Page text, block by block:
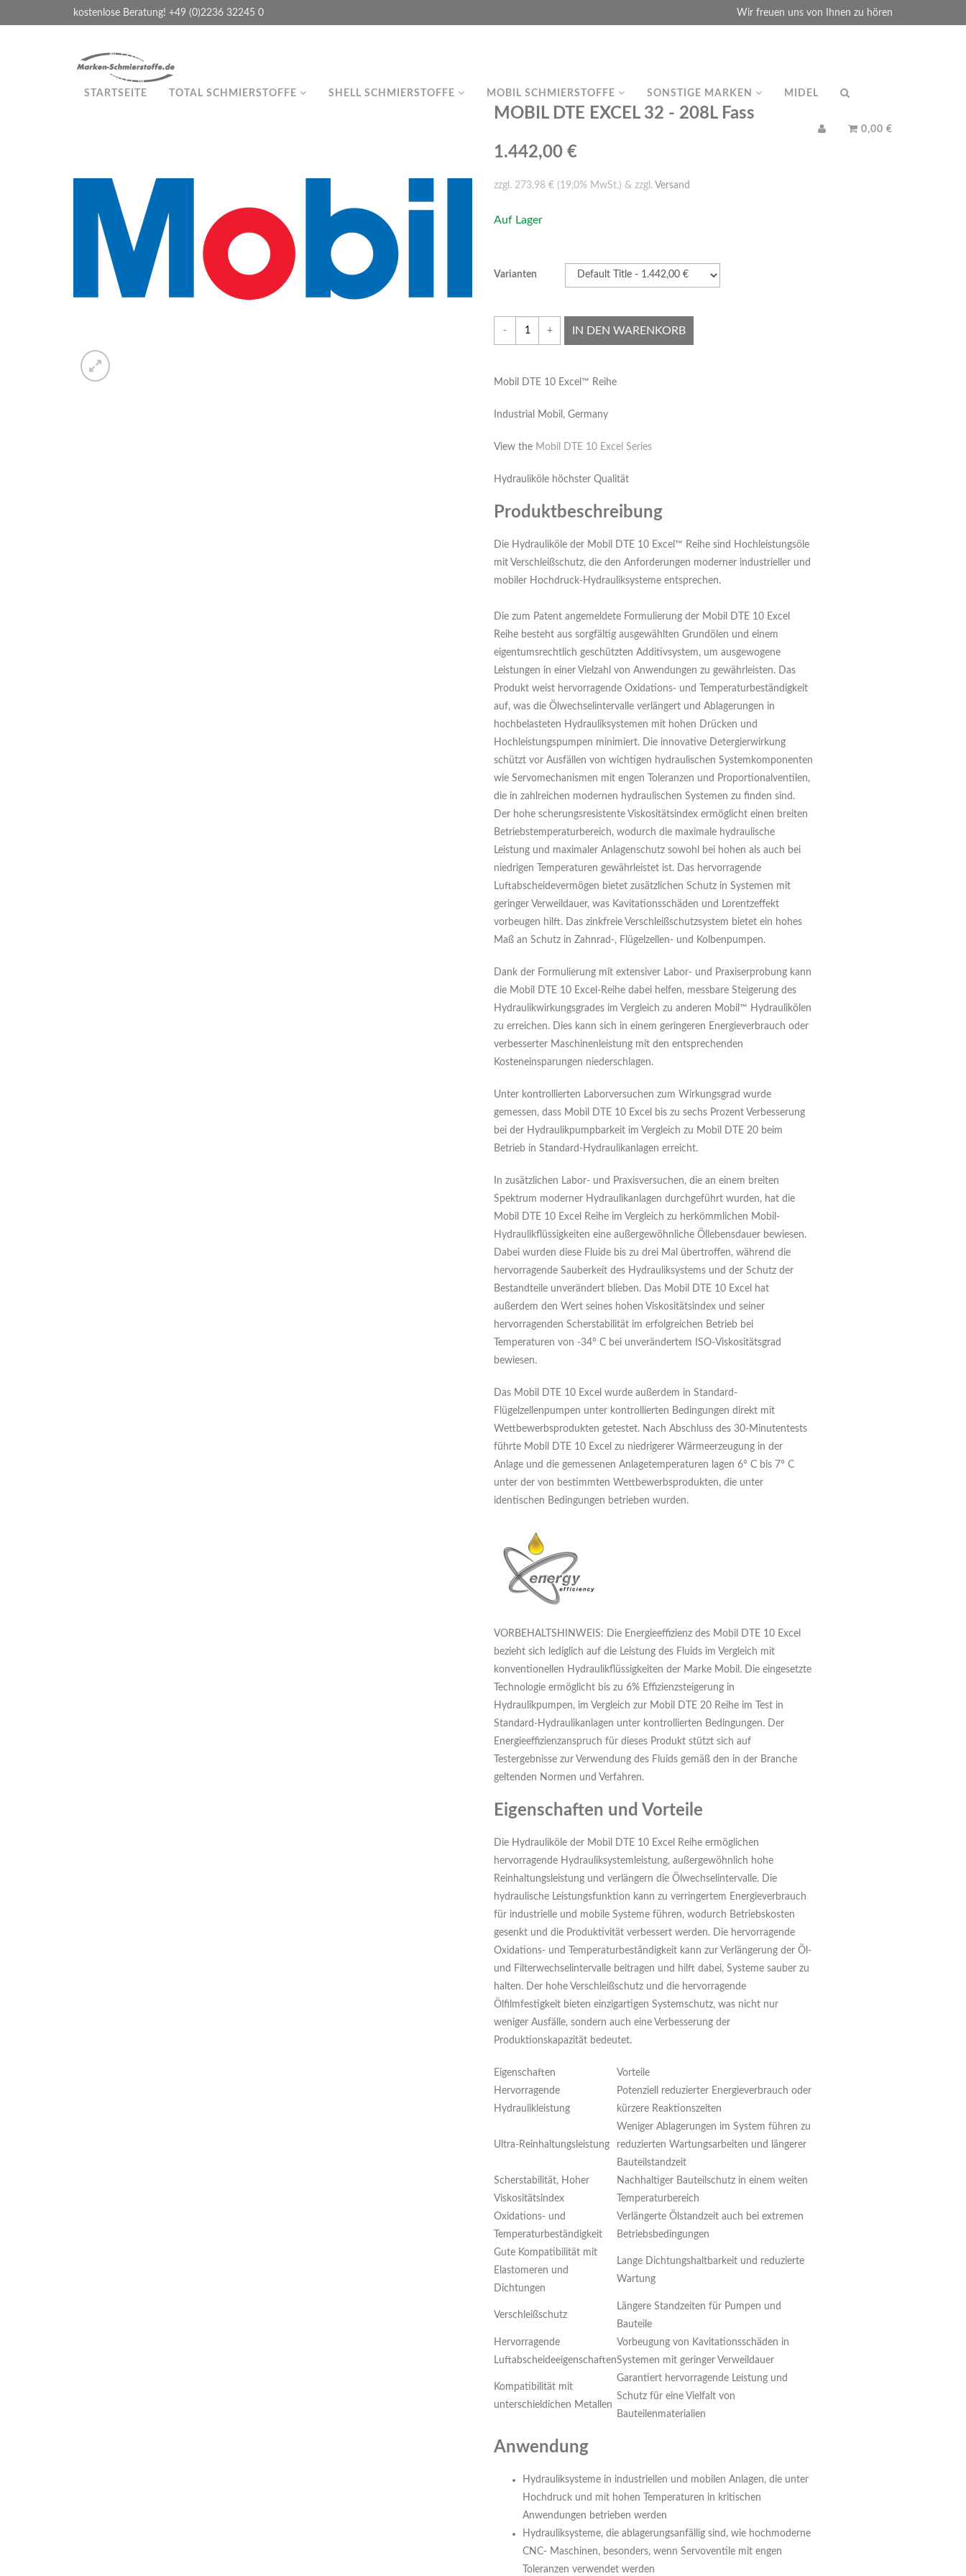
kostenlose Beratung! +49 (0)2236 32245 0 Wir freuen uns von Ihnen zu hören
STARTSEITE TOTAL SCHMIERSTOFFE SHELL SCHMIERSTOFFE MOBIL SCHMIERSTOFFE SONSTIGE MARKEN MIDEL
0,00 €
MOBIL DTE EXCEL 32 - 208L Fass
1.442,00 €
zzgl. 273,98 € (19,0% MwSt.) & zzgl. Versand
Auf Lager
Varianten
- + IN DEN WARENKORB
Mobil DTE 10 Excel™ Reihe
Industrial Mobil, Germany
View the Mobil DTE 10 Excel Series
Hydrauliköle höchster Qualität
Produktbeschreibung
Die Hydrauliköle der Mobil DTE 10 Excel™ Reihe sind Hochleistungsöle
mit Verschleißschutz, die den Anforderungen moderner industrieller und
mobiler Hochdruck-Hydrauliksysteme entsprechen.
Die zum Patent angemeldete Formulierung der Mobil DTE 10 Excel
Reihe besteht aus sorgfältig ausgewählten Grundölen und einem
eigentumsrechtlich geschützten Additivsystem, um ausgewogene
Leistungen in einer Vielzahl von Anwendungen zu gewährleisten. Das
Produkt weist hervorragende Oxidations- und Temperaturbeständigkeit
auf, was die Ölwechselintervalle verlängert und Ablagerungen in
hochbelasteten Hydrauliksystemen mit hohen Drücken und
Hochleistungspumpen minimiert. Die innovative Detergierwirkung
schützt vor Ausfällen von wichtigen hydraulischen Systemkomponenten
wie Servomechanismen mit engen Toleranzen und Proportionalventilen,
die in zahlreichen modernen hydraulischen Systemen zu finden sind.
Der hohe scherungsresistente Viskositätsindex ermöglicht einen breiten
Betriebstemperaturbereich, wodurch die maximale hydraulische
Leistung und maximaler Anlagenschutz sowohl bei hohen als auch bei
niedrigen Temperaturen gewährleistet ist. Das hervorragende
Luftabscheidevermögen bietet zusätzlichen Schutz in Systemen mit
geringer Verweildauer, was Kavitationsschäden und Lorentzeffekt
vorbeugen hilft. Das zinkfreie Verschleißschutzsystem bietet ein hohes
Maß an Schutz in Zahnrad-, Flügelzellen- und Kolbenpumpen.
Dank der Formulierung mit extensiver Labor- und Praxiserprobung kann
die Mobil DTE 10 Excel-Reihe dabei helfen, messbare Steigerung des
Hydraulikwirkungsgrades im Vergleich zu anderen Mobil™ Hydraulikölen
zu erreichen. Dies kann sich in einem geringeren Energieverbrauch oder
verbesserter Maschinenleistung mit den entsprechenden
Kosteneinsparungen niederschlagen.
Unter kontrollierten Laborversuchen zum Wirkungsgrad wurde
gemessen, dass Mobil DTE 10 Excel bis zu sechs Prozent Verbesserung
bei der Hydraulikpumpbarkeit im Vergleich zu Mobil DTE 20 beim
Betrieb in Standard-Hydraulikanlagen erreicht.
In zusätzlichen Labor- und Praxisversuchen, die an einem breiten
Spektrum moderner Hydraulikanlagen durchgeführt wurden, hat die
Mobil DTE 10 Excel Reihe im Vergleich zu herkömmlichen Mobil-
Hydraulikflüssigkeiten eine außergewöhnliche Öllebensdauer bewiesen.
Dabei wurden diese Fluide bis zu drei Mal übertroffen, während die
hervorragende Sauberkeit des Hydrauliksystems und der Schutz der
Bestandteile unverändert blieben. Das Mobil DTE 10 Excel hat
außerdem den Wert seines hohen Viskositätsindex und seiner
hervorragenden Scherstabilität im erfolgreichen Betrieb bei
Temperaturen von -34° C bei unverändertem ISO-Viskositätsgrad
bewiesen.
Das Mobil DTE 10 Excel wurde außerdem in Standard-
Flügelzellenpumpen unter kontrollierten Bedingungen direkt mit
Wettbewerbsprodukten getestet. Nach Abschluss des 30-Minutentests
führte Mobil DTE 10 Excel zu niedrigerer Wärmeerzeugung in der
Anlage und die gemessenen Anlagetemperaturen lagen 6° C bis 7° C
unter der von bestimmten Wettbewerbsprodukten, die unter
identischen Bedingungen betrieben wurden.
VORBEHALTSHINWEIS: Die Energieeffizienz des Mobil DTE 10 Excel
bezieht sich lediglich auf die Leistung des Fluids im Vergleich mit
konventionellen Hydraulikflüssigkeiten der Marke Mobil. Die eingesetzte
Technologie ermöglicht bis zu 6% Effizienzsteigerung in
Hydraulikpumpen, im Vergleich zur Mobil DTE 20 Reihe im Test in
Standard-Hydraulikanlagen unter kontrollierten Bedingungen. Der
Energieeffizienzanspruch für dieses Produkt stützt sich auf
Testergebnisse zur Verwendung des Fluids gemäß den in der Branche
geltenden Normen und Verfahren.
Eigenschaften und Vorteile
Die Hydrauliköle der Mobil DTE 10 Excel Reihe ermöglichen
hervorragende Hydrauliksystemleistung, außergewöhnlich hohe
Reinhaltungsleistung und verlängern die Ölwechselintervalle. Die
hydraulische Leistungsfunktion kann zu verringertem Energieverbrauch
für industrielle und mobile Systeme führen, wodurch Betriebskosten
gesenkt und die Produktivität verbessert werden. Die hervorragende
Oxidations- und Temperaturbeständigkeit kann zur Verlängerung der Öl-
und Filterwechselintervalle beitragen und hilft dabei, Systeme sauber zu
halten. Der hohe Verschleißschutz und die hervorragende
Ölfilmfestigkeit bieten einzigartigen Systemschutz, was nicht nur
weniger Ausfälle, sondern auch eine Verbesserung der
Produktionskapazität bedeutet.
Eigenschaften
Vorteile
Hervorragende
Hydraulikleistung
Potenziell reduzierter Energieverbrauch oder
kürzere Reaktionszeiten
Ultra-Reinhaltungsleistung
Weniger Ablagerungen im System führen zu
reduzierten Wartungsarbeiten und längerer
Bauteilstandzeit
Scherstabilität, Hoher
Viskositätsindex
Nachhaltiger Bauteilschutz in einem weiten
Temperaturbereich
Oxidations- und
Temperaturbeständigkeit
Verlängerte Ölstandzeit auch bei extremen
Betriebsbedingungen
Gute Kompatibilität mit
Elastomeren und
Dichtungen
Lange Dichtungshaltbarkeit und reduzierte
Wartung
Verschleißschutz
Längere Standzeiten für Pumpen und
Bauteile
Hervorragende
Luftabscheideeigenschaften
Vorbeugung von Kavitationsschäden in
Systemen mit geringer Verweildauer
Kompatibilität mit
unterschieldichen Metallen
Garantiert hervorragende Leistung und
Schutz für eine Vielfalt von
Bauteilenmaterialien
Anwendung
Hydrauliksysteme in industriellen und mobilen Anlagen, die unter
Hochdruck und mit hohen Temperaturen in kritischen
Anwendungen betrieben werden
Hydrauliksysteme, die ablagerungsanfällig sind, wie hochmoderne
CNC- Maschinen, besonders, wenn Servoventile mit engen
Toleranzen verwendet werden